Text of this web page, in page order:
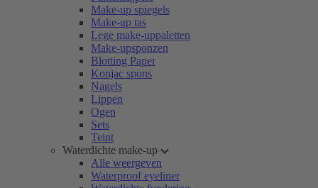
Make-up spiegels
Make-up tas
Lege make-uppaletten
Make-upsponzen
Blotting Paper
Konjac spons
Nagels
Lippen
Ogen
Sets
Teint
Waterdichte make-up
Alle weergeven
Waterproof eyeliner